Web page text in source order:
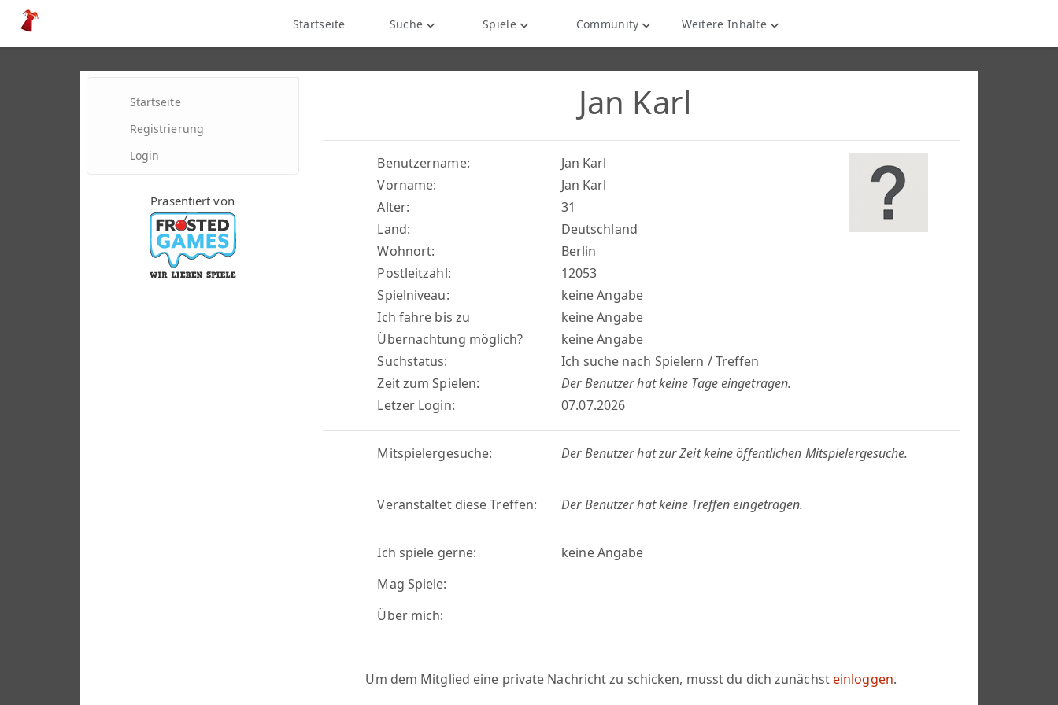
Startseite Suche Spiele Community Weitere Inhalte
Startseite
Registrierung
Login
Präsentiert von
Jan Karl
Benutzername:
Jan Karl
Vorname:
Jan Karl
Alter:
31
Land:
Deutschland
Wohnort:
Berlin
Postleitzahl:
12053
Spielniveau:
keine Angabe
Ich fahre bis zu
keine Angabe
Übernachtung möglich?
keine Angabe
Suchstatus:
Ich suche nach Spielern / Treffen
Zeit zum Spielen:
Der Benutzer hat keine Tage eingetragen.
Letzer Login:
07.07.2026
Mitspielergesuche: Der Benutzer hat zur Zeit keine öffentlichen Mitspielergesuche.
Veranstaltet diese Treffen: Der Benutzer hat keine Treffen eingetragen.
Ich spiele gerne:
keine Angabe
Mag Spiele:
Über mich:
Um dem Mitglied eine private Nachricht zu schicken, musst du dich zunächsteinloggen.